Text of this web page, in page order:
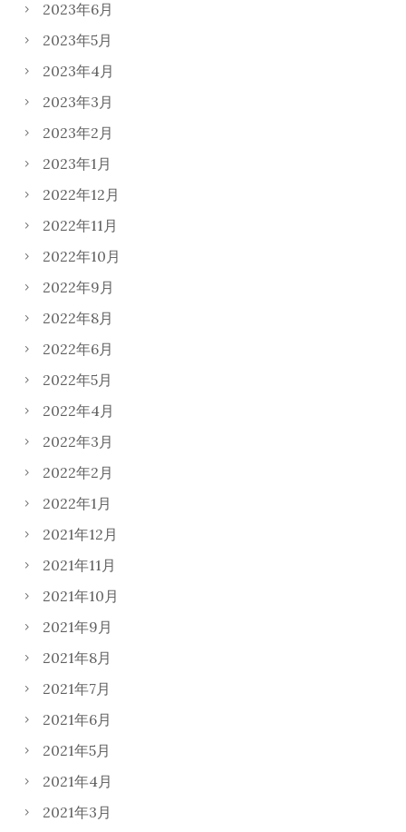
2023年6月
2023年5月
2023年4月
2023年3月
2023年2月
2023年1月
2022年12月
2022年11月
2022年10月
2022年9月
2022年8月
2022年6月
2022年5月
2022年4月
2022年3月
2022年2月
2022年1月
2021年12月
2021年11月
2021年10月
2021年9月
2021年8月
2021年7月
2021年6月
2021年5月
2021年4月
2021年3月